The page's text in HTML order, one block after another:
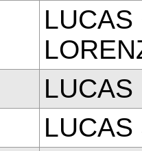
LUCAS
LUCAS
LUCAS